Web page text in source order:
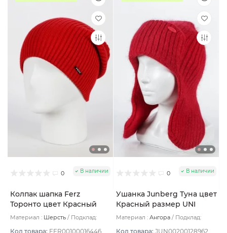
0 В наличии
Колпак шапка Ferz
Торонто цвет Красный
Материал : Шерсть
Подклад:
Код товара: FER00100016446
0 В наличии
Ушанка Junberg Туна цвет
Красный размер UNI
Материал : Ангора
Подклад:
Код товара: JUN00200128962